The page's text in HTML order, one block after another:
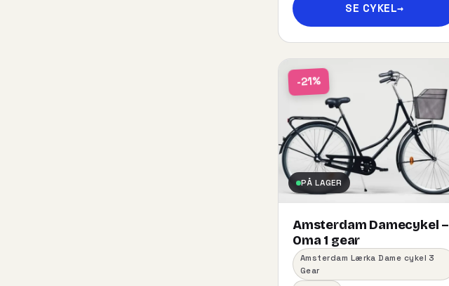
SE CYKEL→
-21%
PÅ LAGER
Amsterdam Damecykel –
Oma 1 gear
Amsterdam Lærka Dame cykel 3
Gear